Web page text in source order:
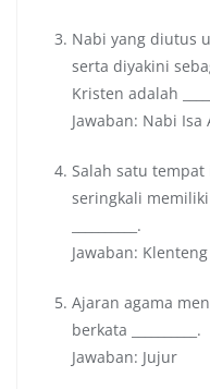
Nabi yang diutus
serta diyakini
Kristen adalah
Jawaban: Nabi Isa
Salah satu
seringkali
__________.
Jawaban: Klenteng
Ajaran agama
berkata __________.
Jawaban: Jujur